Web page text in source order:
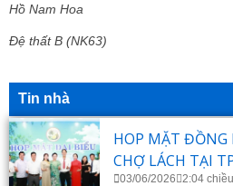
Hồ Nam Hoa
Đệ thất B (NK63)
Tin nhà
HOP MẶT ĐỒNG
CHỢ LÁCH TẠI
03/06/2026 2:04 chiều